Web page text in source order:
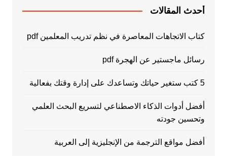
أحدث المقالات
كتاب الاتجاهات المعاصرة في نظم تدريب المعلمين pdf
رسائل ماجستير عن الهجرة pdf
5 كتب ستغير حياتك وتساعدك على إدارة وقتك بفعالية
أفضل أدوات الذكاء الاصطناعي لتسريع البحث العلمي
وتحسين جودته
أفضل مواقع الترجمة من الإنجليزية إلى العربية